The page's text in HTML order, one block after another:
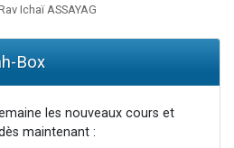
Ichaï ASSAYAG
Box
les nouveaux cours et
maintenant :